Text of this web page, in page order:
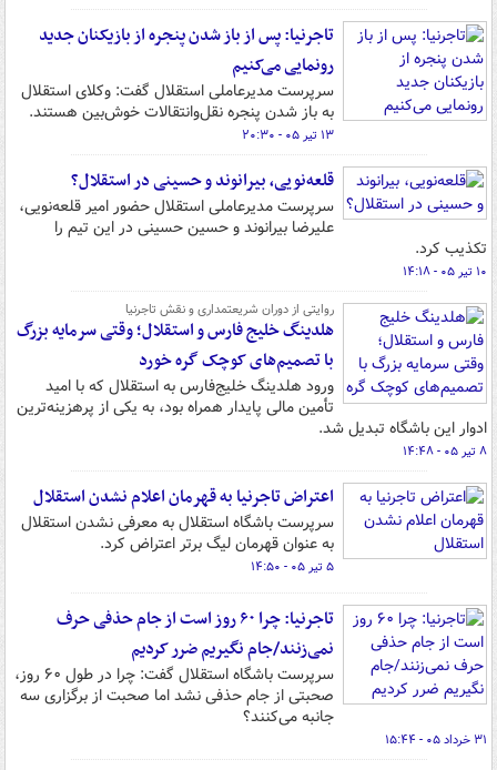
تاجرنیا: پس از باز شدن پنجره از بازیکنان جدید
رونمایی می‌کنیم
سرپرست مدیرعاملی استقلال گفت: وکلای استقلال
به باز شدن پنجره نقل‌وانتقالات خوش‌بین هستند.
۱۳ تیر ۰۵ - ۲۰:۳۰
قلعه‌نویی، بیرانوند و حسینی در استقلال؟
سرپرست مدیرعاملی استقلال حضور امیر قلعه‌نویی،
علیرضا بیرانوند و حسین حسینی در این تیم را
تکذیب کرد.
۱۰ تیر ۰۵ - ۱۴:۱۸
روایتی از دوران شریعتمداری و نقش تاجرنیا
هلدینگ خلیج فارس و استقلال؛ وقتی سرمایه بزرگ
با تصمیم‌های کوچک گره خورد
ورود هلدینگ خلیج‌فارس به استقلال که با امید
تأمین مالی پایدار همراه بود، به یکی از پرهزینه‌ترین
ادوار این باشگاه تبدیل شد.
۸ تیر ۰۵ - ۱۴:۴۸
اعتراض تاجرنیا به قهرمان اعلام نشدن استقلال
سرپرست باشگاه استقلال به معرفی نشدن استقلال
به عنوان قهرمان لیگ برتر اعتراض کرد.
۵ تیر ۰۵ - ۱۴:۵۰
تاجرنیا: چرا ۶۰ روز است از جام حذفی حرف
نمی‌زنند/جام نگیریم ضرر کردیم
سرپرست باشگاه استقلال گفت: چرا در طول ۶۰ روز،
صحبتی از جام حذفی نشد اما صحبت از برگزاری سه
جانبه می‌کنند؟
۳۱ خرداد ۰۵ - ۱۵:۴۴